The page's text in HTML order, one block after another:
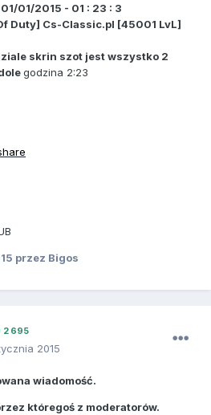
01/2015 - 01 : 23 : 3
Duty] Cs-Classic.pl [45001 LvL]
skrin szot jest wszystko 2
godzina 2:23
przez Bigos
2 695
2015
wiadomość.
któregoś z moderatorów.